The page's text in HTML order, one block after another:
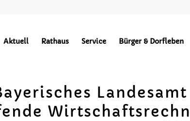
Aktuell Rathaus Service Bürger & Dorfleben